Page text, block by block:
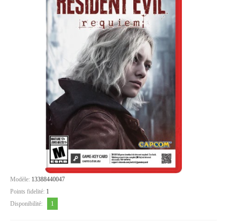
Modèle: 13388440047
Points fidelité: 1
Disponibilité:
1